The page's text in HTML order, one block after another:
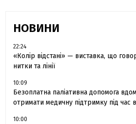
НОВИНИ
22:24
«Колір відстані» — виставка, що
нитки та лінії
10:09
Безоплатна паліативна допомога
отримати медичну підтримку під час
10:00